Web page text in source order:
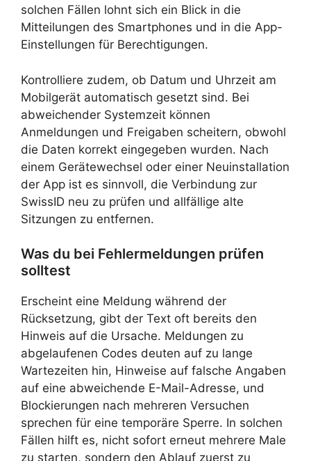
solchen Fällen lohnt sich ein Blick in die
Mitteilungen des Smartphones und in die App-
Einstellungen für Berechtigungen.
Kontrolliere zudem, ob Datum und Uhrzeit am
Mobilgerät automatisch gesetzt sind. Bei
abweichender Systemzeit können
Anmeldungen und Freigaben scheitern, obwohl
die Daten korrekt eingegeben wurden. Nach
einem Gerätewechsel oder einer Neuinstallation
der App ist es sinnvoll, die Verbindung zur
SwissID neu zu prüfen und allfällige alte
Sitzungen zu entfernen.
Was du bei Fehlermeldungen prüfen
solltest
Erscheint eine Meldung während der
Rücksetzung, gibt der Text oft bereits den
Hinweis auf die Ursache. Meldungen zu
abgelaufenen Codes deuten auf zu lange
Wartezeiten hin, Hinweise auf falsche Angaben
auf eine abweichende E-Mail-Adresse, und
Blockierungen nach mehreren Versuchen
sprechen für eine temporäre Sperre. In solchen
Fällen hilft es, nicht sofort erneut mehrere Male
zu starten, sondern den Ablauf zuerst zu